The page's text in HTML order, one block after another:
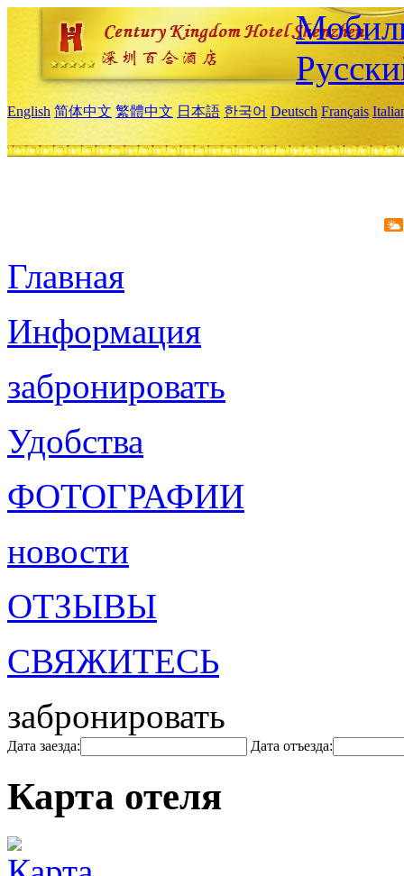
English 简体中文 繁體中文 日本語 한국어 Deutsch Français
Главная
Информация
забронировать
Удобства
ФОТОГРАФИИ
новости
ОТЗЫВЫ
СВЯЖИТЕСЬ
забронировать
Дата заезда: Дата отъезда:
Карта отеля